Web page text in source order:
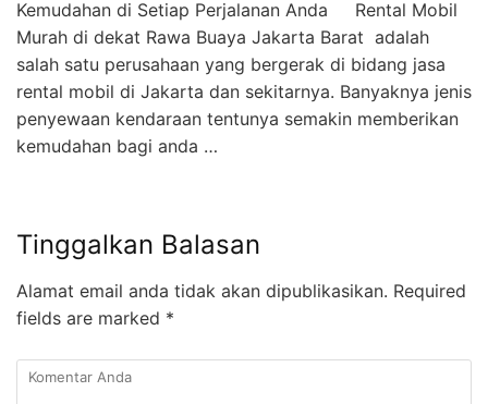
Kemudahan di Setiap Perjalanan Anda Rental Mobil
Murah di dekat Rawa Buaya Jakarta Barat adalah
salah satu perusahaan yang bergerak di bidang jasa
rental mobil di Jakarta dan sekitarnya. Banyaknya jenis
penyewaan kendaraan tentunya semakin memberikan
kemudahan bagi anda …
Tinggalkan Balasan
Alamat email anda tidak akan dipublikasikan. Required
fields are marked *